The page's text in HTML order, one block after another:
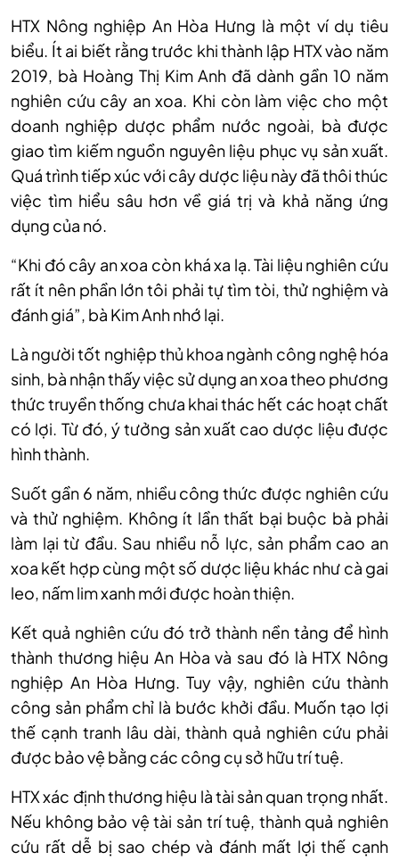
HTX Nông nghiệp An Hòa Hưng là một ví dụ tiêu
biểu. Ít ai biết rằng trước khi thành lập HTX vào năm
2019, bà Hoàng Thị Kim Anh đã dành gần 10 năm
nghiên cứu cây an xoa. Khi còn làm việc cho một
doanh nghiệp dược phẩm nước ngoài, bà được
giao tìm kiếm nguồn nguyên liệu phục vụ sản xuất.
Quá trình tiếp xúc với cây dược liệu này đã thôi thúc
việc tìm hiểu sâu hơn về giá trị và khả năng ứng
dụng của nó.
“Khi đó cây an xoa còn khá xa lạ. Tài liệu nghiên cứu
rất ít nên phần lớn tôi phải tự tìm tòi, thử nghiệm và
đánh giá”, bà Kim Anh nhớ lại.
Là người tốt nghiệp thủ khoa ngành công nghệ hóa
sinh, bà nhận thấy việc sử dụng an xoa theo phương
thức truyền thống chưa khai thác hết các hoạt chất
có lợi. Từ đó, ý tưởng sản xuất cao dược liệu được
hình thành.
Suốt gần 6 năm, nhiều công thức được nghiên cứu
và thử nghiệm. Không ít lần thất bại buộc bà phải
làm lại từ đầu. Sau nhiều nỗ lực, sản phẩm cao an
xoa kết hợp cùng một số dược liệu khác như cà gai
leo, nấm lim xanh mới được hoàn thiện.
Kết quả nghiên cứu đó trở thành nền tảng để hình
thành thương hiệu An Hòa và sau đó là HTX Nông
nghiệp An Hòa Hưng. Tuy vậy, nghiên cứu thành
công sản phẩm chỉ là bước khởi đầu. Muốn tạo lợi
thế cạnh tranh lâu dài, thành quả nghiên cứu phải
được bảo vệ bằng các công cụ sở hữu trí tuệ.
HTX xác định thương hiệu là tài sản quan trọng nhất.
Nếu không bảo vệ tài sản trí tuệ, thành quả nghiên
cứu rất dễ bị sao chép và đánh mất lợi thế cạnh